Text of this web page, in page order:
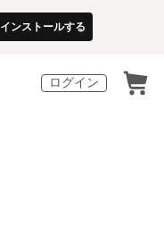
インストールする
ログイン